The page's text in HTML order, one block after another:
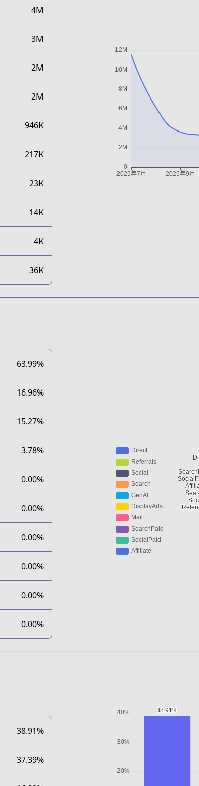
4M
3M
2M
2M
946K
217K
23K
14K
4K
36K
63.99%
16.96%
15.27%
3.78%
0.00%
0.00%
0.00%
0.00%
0.00%
0.00%
38.91%
37.39%